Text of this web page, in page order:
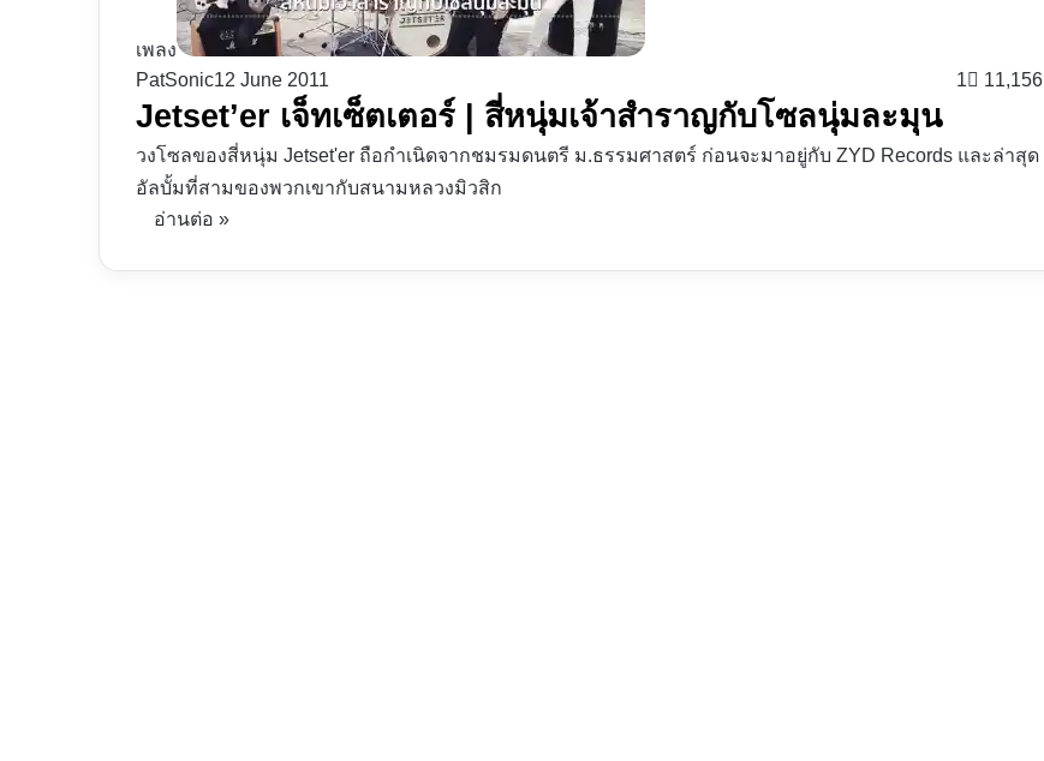
เพลง
PatSonic12 June 2011 1 11,156
Jetset’er เจ็ทเซ็ตเตอร์ | สี่หนุ่มเจ้าสำราญกับโซลนุ่มละมุน
วงโซลของสี่หนุ่ม Jetset'er ถือกำเนิดจากชมรมดนตรี ม.ธรรมศาสตร์ ก่อนจะมาอยู่กับ ZYD Records และล่าสุด
อัลบั้มที่สามของพวกเขากับสนามหลวงมิวสิก
อ่านต่อ »